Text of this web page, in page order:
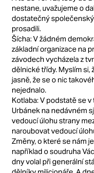
nestane, uvažujeme o
dostatečný
prosadili.
Šícha: V žádném
základní organizace na
závodech vycházela z
dělnické třídy. Myslím si,
jasně, že se o nic
nejednalo.
Kotlaba: V podstatě se
Urbánek na nedávném
vedoucí úlohu strany
naroubovat vedoucí
Změny, o které se nám
například o soudruha
dny volal při generální